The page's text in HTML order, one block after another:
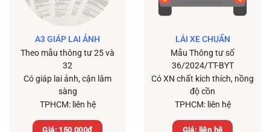
A3 GIÁP LAI ẢNH
Theo mẫu thông tư 25 và
32
Có giáp lai ảnh, cận lâm
sàng
TPHCM: liên hệ
Giá: 150,000đ
LÁI XE CHUẨN
Mẫu Thông tư số
36/2024/TT-BYT
Có XN chất kích thích, nồng
độ cồn
TPHCM: liên hệ
Giá: liên hệ